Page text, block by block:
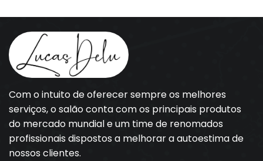
Com o intuito de oferecer sempre os melhores
serviços, o salão conta com os principais produtos
do mercado mundial e um time de renomados
profissionais dispostos a melhorar a autoestima de
nossos clientes.